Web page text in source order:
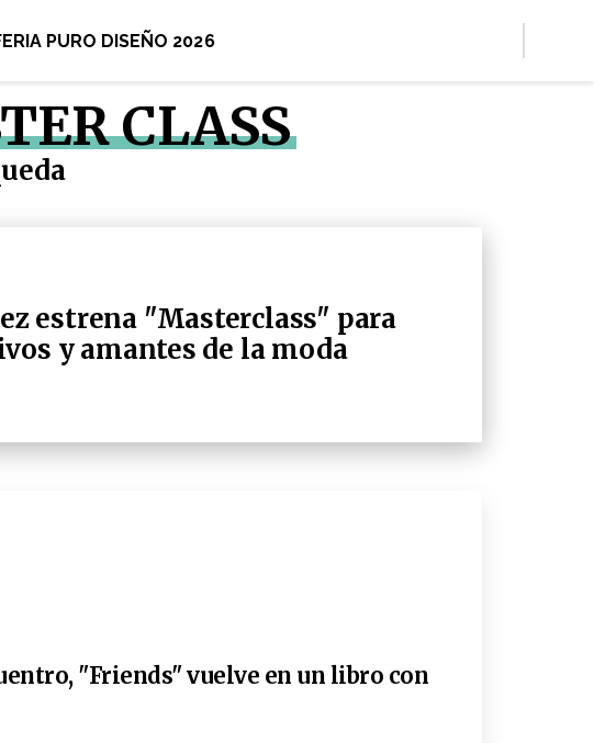
PURO DISEÑO 2026
CLASS
estrena "Masterclass" para
y amantes de la moda
"Friends" vuelve en un libro con